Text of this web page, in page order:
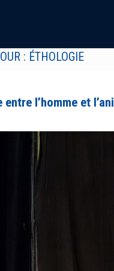
: ÉTHOLOGIE
l’homme et